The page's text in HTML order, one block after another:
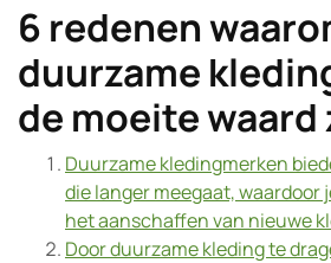
6 redenen
duurzame
de moeite waard
Duurzame kledingmerken
die langer meegaat, waardoor
het aanschaffen van nieuwe
Door duurzame kleding te